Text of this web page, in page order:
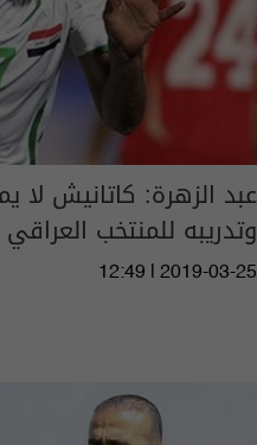
عبد الزهرة: كاتانيش لا
وتدريبه للمنتخب
12:49 | 2019-03-25